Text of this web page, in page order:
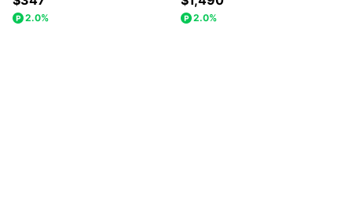
2.0%
禮盒組 新婚賀禮 喬遷禮 入厝禮
2.0%